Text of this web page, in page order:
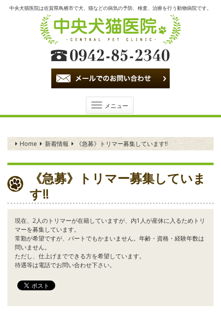
中央犬猫医院は佐賀県鳥栖市で犬、猫などの病気の予防、検査、治療を行う動物病院です。
Toggle
navigation
メニュー
Home 新着情報 《急募》トリマー募集しています‼️
《急募》トリマー募集していま
す‼️
現在、2人のトリマーが在籍していますが、内1人が産休に入るためトリ
マーを募集しています。
常勤が希望ですが、パートでもかまいません。年齢・資格・経験年数は
問いません。
ただし、仕上げまでできる方を希望しています。
待遇等は電話でお問い合わせ下さい。